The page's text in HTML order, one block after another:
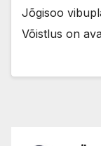
Jõgisoo
Võistlus on